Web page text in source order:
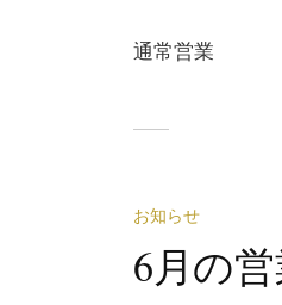
通常営業
お知らせ
6月の